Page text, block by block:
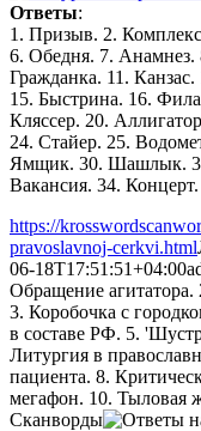
Ответы:
1. Призыв. 2.
6. Обедня. 7. Анамнез.
Гражданка. 11.
15. Быстрина. 16.
Кляссер. 20.
24. Стайер. 25.
Ямщик. 30. Шашлык.
Вакансия. 34. Концерт.
https://
pravoslavnoj-cerkvi.html
06-18T17:51:51+04:00
Обращение
3. Коробочка с
в составе РФ. 5.
Литургия в
пациента. 8.
мегафон. 10. Тыловая
Сканворды